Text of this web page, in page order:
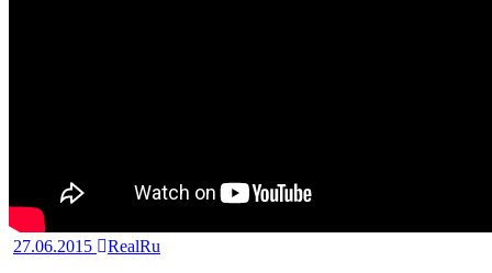
27.06.2015
RealRu